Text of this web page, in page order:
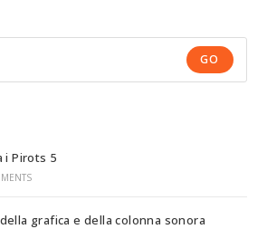
GO
i Pirots 5
grafica e della colonna sonora